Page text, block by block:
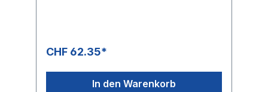
CHF 62.35*
In den Warenkorb